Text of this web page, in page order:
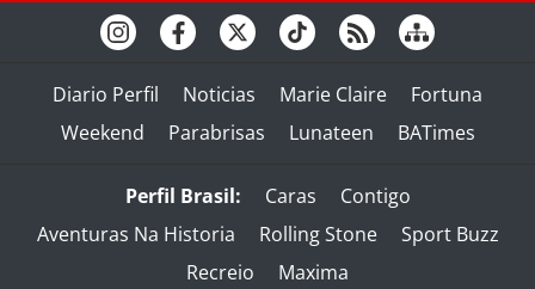
Diario Perfil Noticias Marie Claire
Fortuna
Weekend
Parabrisas Lunateen BATimes
Perfil Brasil: Caras
Contigo
Aventuras Na Historia
Rolling Stone
Sport Buzz
Recreio
Maxima